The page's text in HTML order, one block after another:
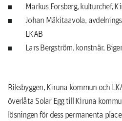
Markus Forsberg, kulturchef,
Johan Mäkitaavola,
LKAB
Lars Bergström, konstnär,
Riksbyggen, Kiruna kommun och
överlåta Solar Egg till Kiruna
lösningen för dess permanenta